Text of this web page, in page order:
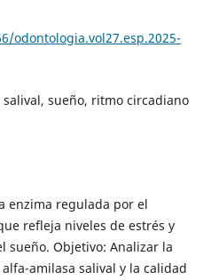
odontologia.vol27.esp.2025-
sueño, ritmo circadiano
enzima regulada por el
refleja niveles de estrés y
sueño. Objetivo: Analizar la
amilasa salival y la calidad